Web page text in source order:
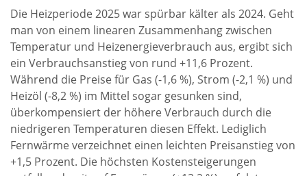
Die Heizperiode 2025 war spürbar kälter als 2024. Geht
man von einem linearen Zusammenhang zwischen
Temperatur und Heizenergieverbrauch aus, ergibt sich
ein Verbrauchsanstieg von rund +11,6 Prozent.
Während die Preise für Gas (-1,6 %), Strom (-2,1 %) und
Heizöl (-8,2 %) im Mittel sogar gesunken sind,
überkompensiert der höhere Verbrauch durch die
niedrigeren Temperaturen diesen Effekt. Lediglich
Fernwärme verzeichnet einen leichten Preisanstieg von
+1,5 Prozent. Die höchsten Kostensteigerungen